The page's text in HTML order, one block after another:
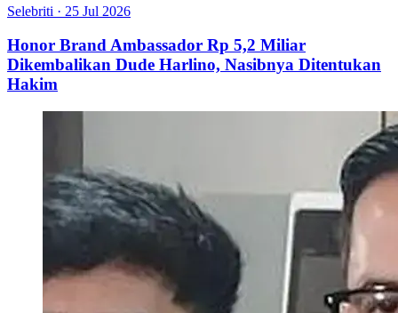
Selebriti · 25 Jul 2026
Honor Brand Ambassador Rp 5,2 Miliar
Dikembalikan Dude Harlino, Nasibnya Ditentukan
Hakim